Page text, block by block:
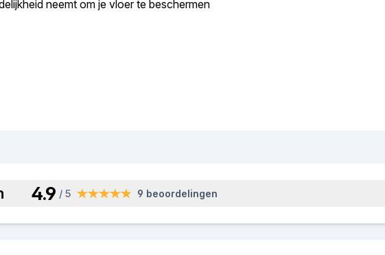
neemt om je vloer te beschermen
4.9 / 5 9 beoordelingen